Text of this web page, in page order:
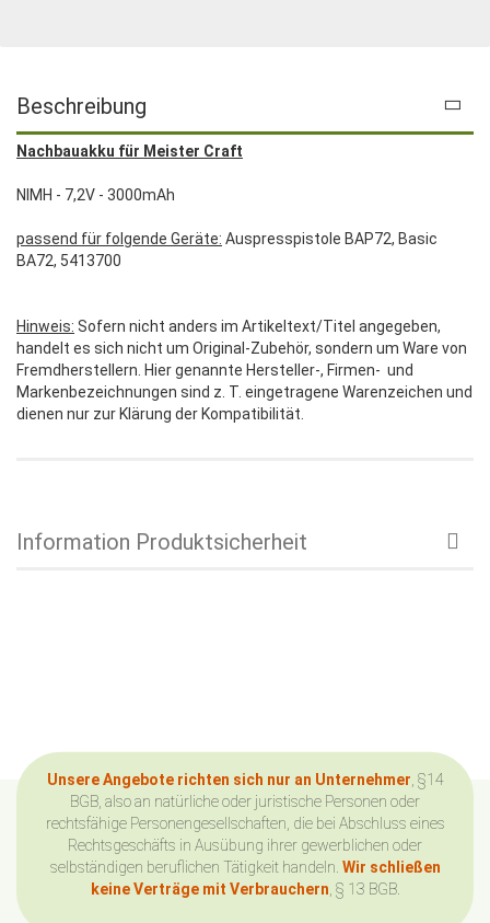
Beschreibung
Nachbauakku für Meister Craft
NIMH - 7,2V - 3000mAh
passend für folgende Geräte: Auspresspistole BAP72, Basic
BA72, 5413700
Hinweis: Sofern nicht anders im Artikeltext/Titel angegeben,
handelt es sich nicht um Original-Zubehör, sondern um Ware von
Fremdherstellern. Hier genannte Hersteller-, Firmen- und
Markenbezeichnungen sind z. T. eingetragene Warenzeichen und
dienen nur zur Klärung der Kompatibilität.
Information Produktsicherheit
Unsere Angebote richten sich nur an Unternehmer , §14
BGB, also an natürliche oder juristische Personen oder
rechtsfähige Personengesellschaften, die bei Abschluss eines
Rechtsgeschäfts in Ausübung ihrer gewerblichen oder
selbständigen beruflichen Tätigkeit handeln. Wir schließen
keine Verträge mit Verbrauchern , § 13 BGB.